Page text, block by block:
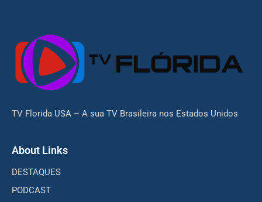
TV Florida USA – A sua TV Brasileira nos Estados Unidos
About Links
DESTAQUES
PODCAST